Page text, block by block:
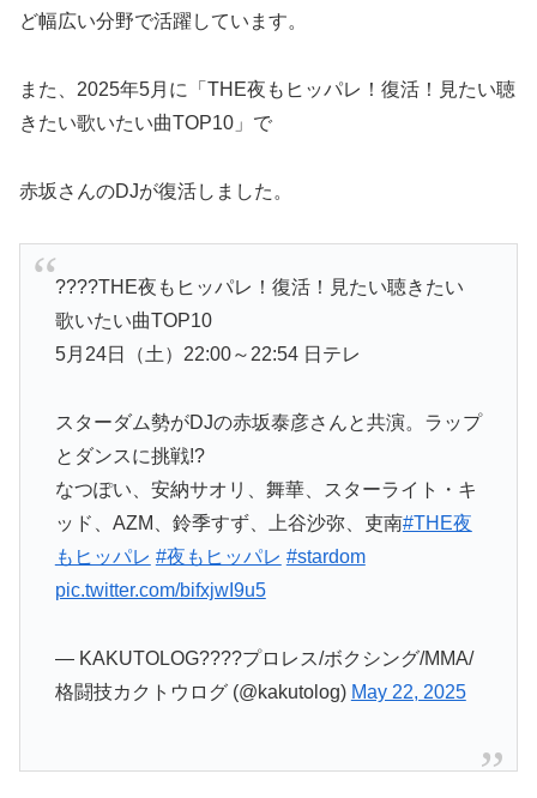
ど幅広い分野で活躍しています。
また、2025年5月に「THE夜もヒッパレ！復活！見たい聴
きたい歌いたい曲TOP10」で
赤坂さんのDJが復活しました。
????THE夜もヒッパレ！復活！見たい聴きたい
歌いたい曲TOP10
5月24日（土）22:00～22:54 日テレ
スターダム勢がDJの赤坂泰彦さんと共演。ラップ
とダンスに挑戦!?
なつぽい、安納サオリ、舞華、スターライト・キ
ッド、AZM、鈴季すず、上谷沙弥、吏南#THE夜
もヒッパレ #夜もヒッパレ #stardom
pic.twitter.com/bifxjwI9u5
— KAKUTOLOG????プロレス/ボクシング/MMA/
格闘技カクトウログ (@kakutolog) May 22, 2025